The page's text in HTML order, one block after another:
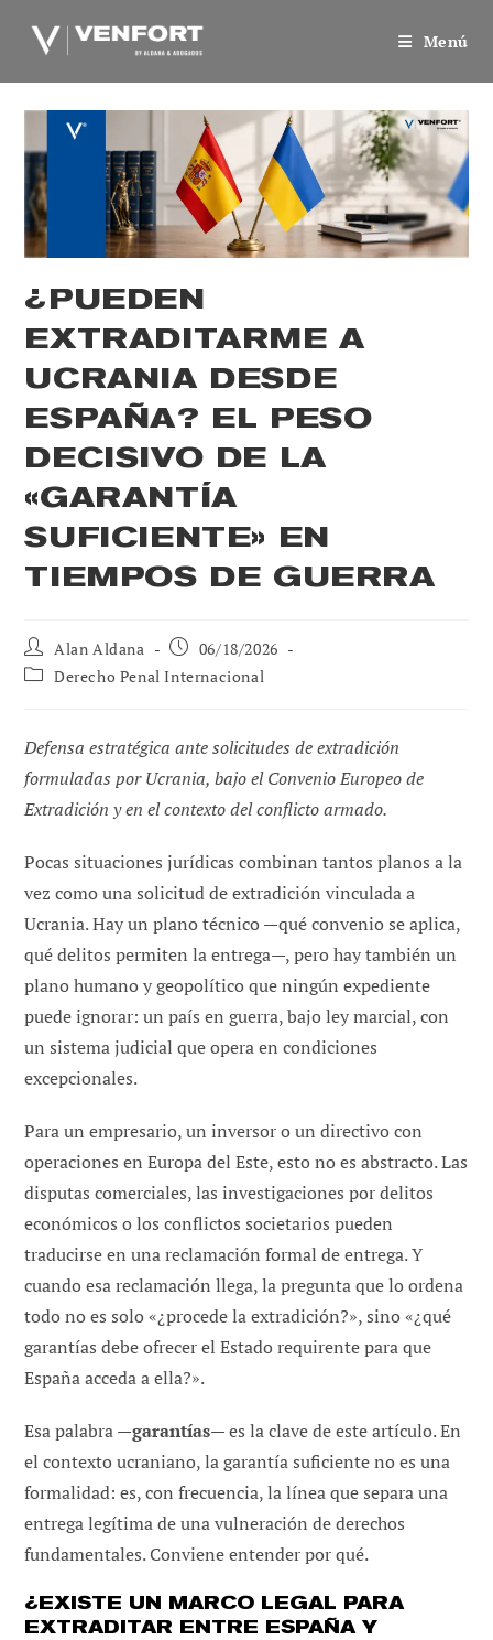
Menú
¿PUEDEN
EXTRADITARME A
UCRANIA DESDE
ESPAÑA? EL PESO
DECISIVO DE LA
«GARANTÍA
SUFICIENTE» EN
TIEMPOS DE GUERRA
Autor
de
Alan Aldana
Publicación
de
la
06/18/2026
Categoría
entrada:
Derecho Penal Internacional
Defensa estratégica ante solicitudes de extradición
formuladas por Ucrania, bajo el Convenio Europeo de
Extradición y en el contexto del conflicto armado.
Pocas situaciones jurídicas combinan tantos planos a la
vez como una solicitud de extradición vinculada a
Ucrania. Hay un plano técnico —qué convenio se aplica,
qué delitos permiten la entrega—, pero hay también un
plano humano y geopolítico que ningún expediente
puede ignorar: un país en guerra, bajo ley marcial, con
un sistema judicial que opera en condiciones
excepcionales.
Para un empresario, un inversor o un directivo con
operaciones en Europa del Este, esto no es abstracto. Las
disputas comerciales, las investigaciones por delitos
económicos o los conflictos societarios pueden
traducirse en una reclamación formal de entrega. Y
cuando esa reclamación llega, la pregunta que lo ordena
todo no es solo «¿procede la extradición?», sino «¿qué
garantías debe ofrecer el Estado requirente para que
España acceda a ella?».
Esa palabra —garantías— es la clave de este artículo. En
el contexto ucraniano, la garantía suficiente no es una
formalidad: es, con frecuencia, la línea que separa una
entrega legítima de una vulneración de derechos
fundamentales. Conviene entender por qué.
¿EXISTE UN MARCO LEGAL PARA
EXTRADITAR ENTRE ESPAÑA Y